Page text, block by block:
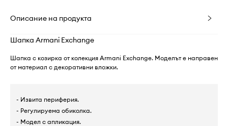
Описание на продукта
Шапка Armani Exchange
Шапка с козирка от колекция Armani Exchange. Моделът е направен
от материал с декоративни вложки.
- Извита периферия.
- Регулируема обиколка.
- Модел с апликация.